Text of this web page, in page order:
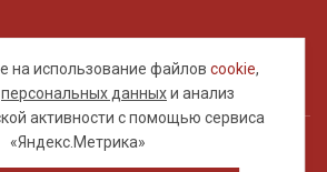
на использование файловcookie,
персональных данныхи анализ
активности с помощью сервиса
«Яндекс.Метрика»
является публичной